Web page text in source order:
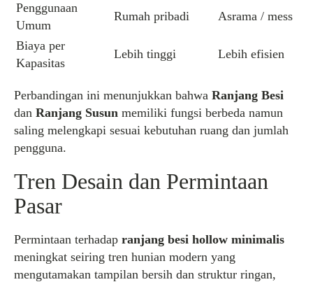
Penggunaan
Umum
Rumah pribadi Asrama / mess
Biaya per
Kapasitas
Lebih tinggi Lebih efisien
Perbandingan ini menunjukkan bahwa Ranjang Besi
dan Ranjang Susun memiliki fungsi berbeda namun
saling melengkapi sesuai kebutuhan ruang dan jumlah
pengguna.
Tren Desain dan Permintaan
Pasar
Permintaan terhadap ranjang besi hollow minimalis
meningkat seiring tren hunian modern yang
mengutamakan tampilan bersih dan struktur ringan,